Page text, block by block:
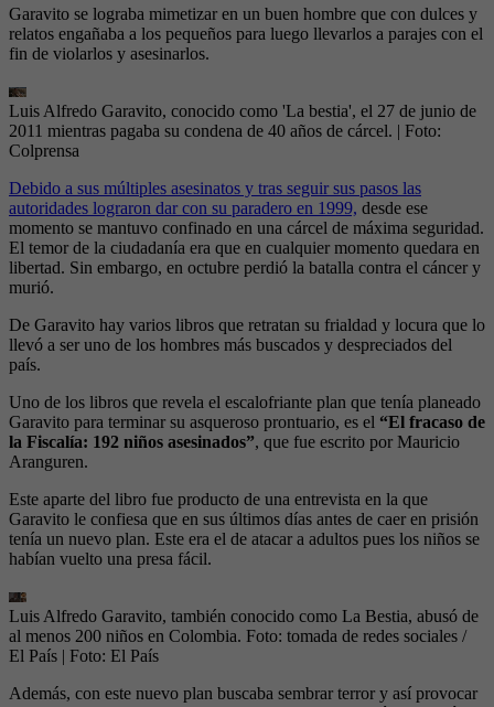
Garavito se lograba mimetizar en un buen hombre que con dulces y
relatos engañaba a los pequeños para luego llevarlos a parajes con el
fin de violarlos y asesinarlos.
Luis Alfredo Garavito, conocido como 'La bestia', el 27 de junio de
2011 mientras pagaba su condena de 40 años de cárcel. | Foto:
Colprensa
Debido a sus múltiples asesinatos y tras seguir sus pasos las
autoridades lograron dar con su paradero en 1999, desde ese
momento se mantuvo confinado en una cárcel de máxima seguridad.
El temor de la ciudadanía era que en cualquier momento quedara en
libertad. Sin embargo, en octubre perdió la batalla contra el cáncer y
murió.
De Garavito hay varios libros que retratan su frialdad y locura que lo
llevó a ser uno de los hombres más buscados y despreciados del
país.
Uno de los libros que revela el escalofriante plan que tenía planeado
Garavito para terminar su asqueroso prontuario, es el “El fracaso de
la Fiscalía: 192 niños asesinados”, que fue escrito por Mauricio
Aranguren.
Este aparte del libro fue producto de una entrevista en la que
Garavito le confiesa que en sus últimos días antes de caer en prisión
tenía un nuevo plan. Este era el de atacar a adultos pues los niños se
habían vuelto una presa fácil.
Luis Alfredo Garavito, también conocido como La Bestia, abusó de
al menos 200 niños en Colombia. Foto: tomada de redes sociales /
El País | Foto: El País
Además, con este nuevo plan buscaba sembrar terror y así provocar